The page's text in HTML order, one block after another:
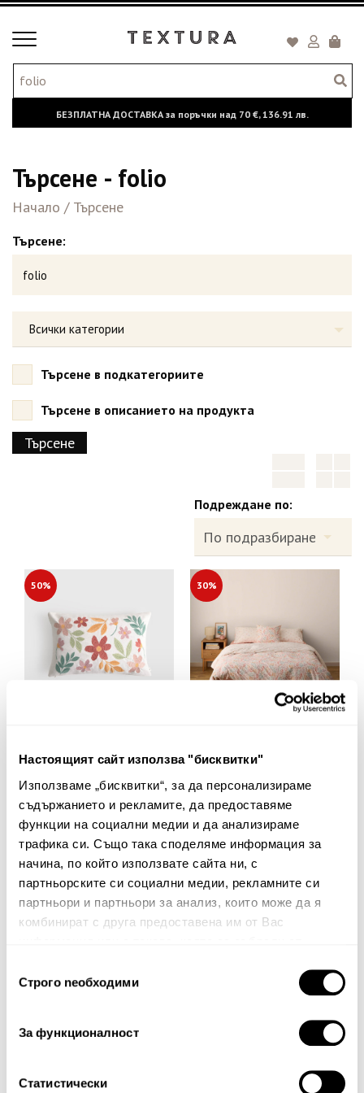
Настоящият сайт използва "бисквитки"
Използваме „бисквитки“, за да персонализираме
съдържанието и рекламите, да предоставяме
функции на социални медии и да анализираме
трафика си. Също така споделяме информация за
начина, по който използвате сайта ни, с
партньорските си социални медии, рекламните си
партньори и партньори за анализ, които може да я
комбинират с друга предоставена им от Вас
наСтрого nеобходими
За функционалност
Статистически
Toggle
БЕЗПЛАТНА ДОСТАВКА за поръчки над 70 €,136.91 лв.
Търсене - folio
Начало / Търсене
Търсене:
Всички категории
Търсене в подкатегориите
Търсене в описанието на продукта
Подреждане по:
50%
Декоративна калъфка
Foliona
38.00€ 74.32лв.
19.00€ 37.16лв.
30%
84.00€ 164.29лв.
58.80€ 115.00лв.
Абонирайте се сега, за да сте в крак с
нашите новини и ексклузивни оферти.